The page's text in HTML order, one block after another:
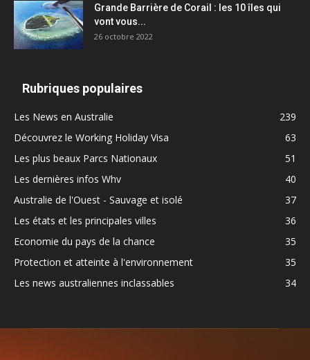
Grande Barrière de Corail : les 10 îles qui
vont vous...
26 octobre 2022
Rubriques populaires
Les News en Australie
239
Découvrez le Working Holiday Visa
63
Les plus beaux Parcs Nationaux
51
Les dernières infos Whv
40
Australie de l'Ouest - Sauvage et isolé
37
Les états et les principales villes
36
Economie du pays de la chance
35
Protection et atteinte à l'environnement
35
Les news australiennes inclassables
34